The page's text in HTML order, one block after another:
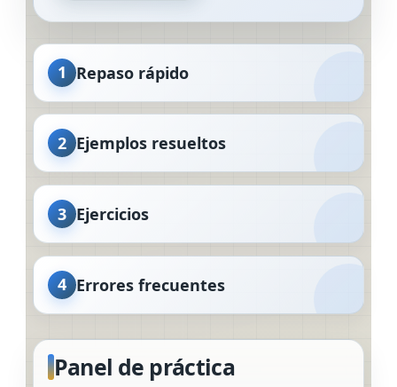
1 Repaso rápido
2 Ejemplos resueltos
3 Ejercicios
4 Errores frecuentes
Panel de práctica